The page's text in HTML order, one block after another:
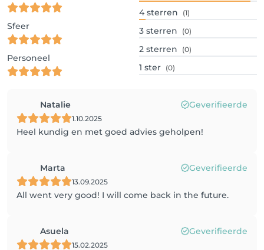
Sfeer
Personeel
4 sterren (1)
3 sterren (0)
2 sterren (0)
1 ster (0)
Natalie Geverifieerde
1.10.2025
Heel kundig en met goed advies geholpen!
Marta Geverifieerde
13.09.2025
All went very good! I will come back in the future.
Asuela Geverifieerde
15.02.2025